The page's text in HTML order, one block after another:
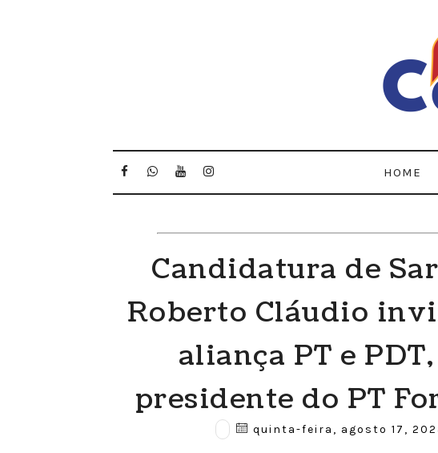
HOME
Candidatura de
Roberto Cláudio
aliança PT e
presidente do PT
quinta-feira, agosto 17,